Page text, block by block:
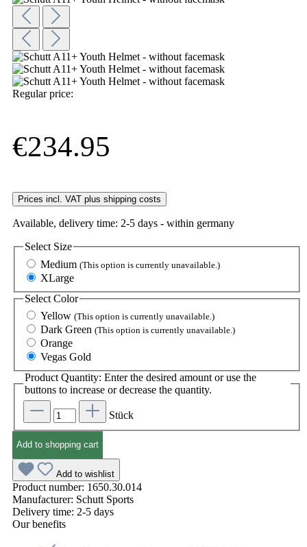
Regular price:
€234.95
Prices incl. VAT plus shipping costs
Available, delivery time: 2-5 days - within germany
Select Size
Medium (This option is currently unavailable.)
XLarge
Select Color
Yellow (This option is currently unavailable.)
Dark Green (This option is currently unavailable.)
Orange
Vegas Gold
Product Quantity: Enter the desired amount or use the
buttons to increase or decrease the quantity.
Stück
Add to shopping cart
Add to wishlist
Product number: 1650.30.014
Manufacturer: Schutt Sports
Delivery time: 2-5 days
Our benefits